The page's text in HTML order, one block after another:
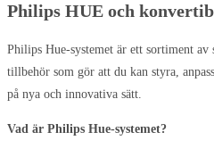
Philips HUE och
Philips Hue-systemet är ett sortiment av
tillbehör som gör att du kan styra,
på nya och innovativa sätt.
Vad är Philips Hue-systemet?